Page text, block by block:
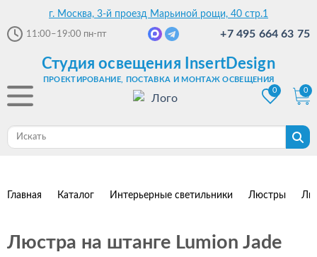
г. Москва, 3-й проезд Марьиной рощи, 40 стр.1
11:00–19:00 пн-пт +7 495 664 63 75
Студия освещения InsertDesign
ПРОЕКТИРОВАНИЕ, ПОСТАВКА И МОНТАЖ ОСВЕЩЕНИЯ
0
0
Главная Каталог Интерьерные светильники Люстры
Люстра на штанге Lumion Jade